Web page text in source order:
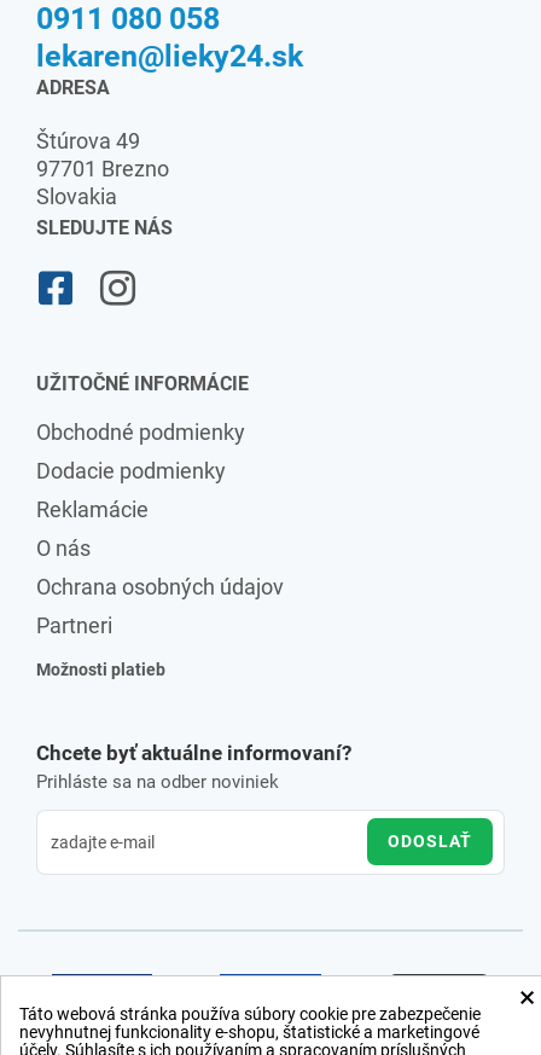
0911 080 058
lekaren@lieky24.sk
ADRESA
Štúrova 49
97701 Brezno
Slovakia
SLEDUJTE NÁS
UŽITOČNÉ INFORMÁCIE
Obchodné podmienky
Dodacie podmienky
Reklamácie
O nás
Ochrana osobných údajov
Partneri
Možnosti platieb
Chcete byť aktuálne informovaní?
Prihláste sa na odber noviniek
ODOSLAŤ
×
Táto webová stránka používa súbory cookie pre zabezpečenie
nevyhnutnej funkcionality e-shopu, štatistické a marketingové
účely. Súhlasíte s ich používaním a spracovaním príslušných